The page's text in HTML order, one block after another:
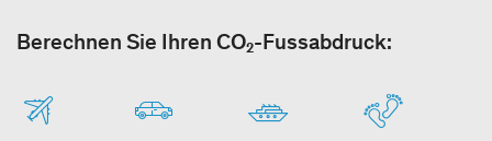
Berechnen Sie Ihren CO₂-Fussabdruck: